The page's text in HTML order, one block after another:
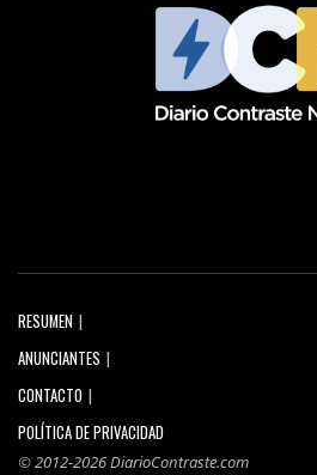
RESUMEN
ANUNCIANTES
CONTACTO
POLÍTICA DE PRIVACIDAD
© 2012-2026 DiarioContraste.com